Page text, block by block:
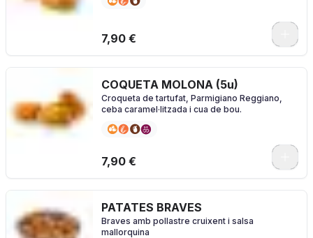
7,90 €
COQUETA MOLONA (5u)
Croqueta de tartufat, Parmigiano Reggiano,
ceba caramel·litzada i cua de bou.
7,90 €
PATATES BRAVES
Braves amb pollastre cruixent i salsa
mallorquina